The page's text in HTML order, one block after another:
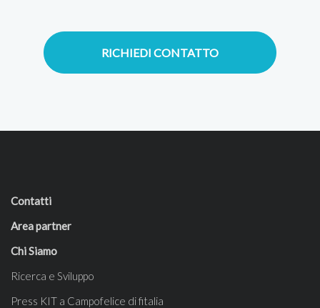
RICHIEDI CONTATTO
Contatti
Area partner
Chi Siamo
Ricerca e Sviluppo
Press KIT a Campofelice di fitalia